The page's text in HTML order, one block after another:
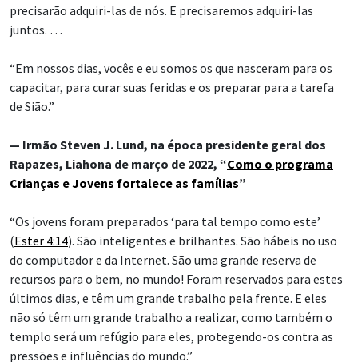
precisarão adquiri-las de nós. E precisaremos adquiri-las
juntos. …
“Em nossos dias, vocês e eu somos os que nasceram para os
capacitar, para curar suas feridas e os preparar para a tarefa
de Sião.”
— Irmão Steven J. Lund, na época presidente geral dos
Rapazes, Liahona de março de 2022, “Como o programa
Crianças e Jovens fortalece as famílias”
“Os jovens foram preparados ‘para tal tempo como este’
(Ester 4:14). São inteligentes e brilhantes. São hábeis no uso
do computador e da Internet. São uma grande reserva de
recursos para o bem, no mundo! Foram reservados para estes
últimos dias, e têm um grande trabalho pela frente. E eles
não só têm um grande trabalho a realizar, como também o
templo será um refúgio para eles, protegendo-os contra as
pressões e influências do mundo.”